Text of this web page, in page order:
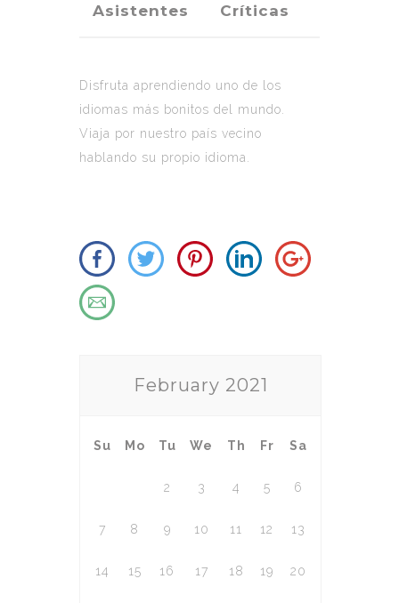
Asistentes Críticas
Disfruta aprendiendo uno de los
idiomas más bonitos del mundo.
Viaja por nuestro país vecino
hablando su propio idioma.
February 2021
Su Mo Tu We Th Fr Sa
2 3 4 5 6
7 8 9 10 11 12 13
14 15 16 17 18 19 20